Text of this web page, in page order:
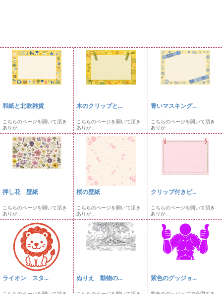
和紙と北欧雑貨
こちらのページを開いて頂き
ありが...
木のクリップと...
こちらのページを開いて頂き
ありが...
青いマスキング...
こちらのページを開いて頂き
ありが...
押し花 壁紙
こちらのページを開いて頂き
ありが...
桜の壁紙
こちらのページを開いて頂き
ありが...
クリップ付きピ...
こちらのページを開いて頂き
ありが...
ライオン スタ... ぬりえ 動物の... 紫色のグッジョ...